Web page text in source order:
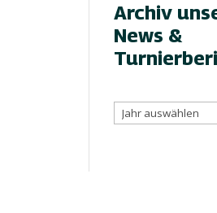
Archiv
News &
Archiv